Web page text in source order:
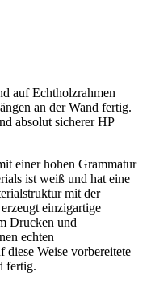
auf Echtholzrahmen
an der Wand fertig.
absolut sicherer HP
einer hohen Grammatur
ist weiß und hat eine
mit der
einzigartige
Drucken und
echten
diese Weise vorbereitete
fertig.